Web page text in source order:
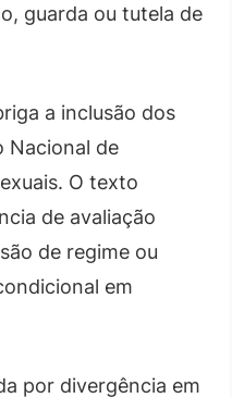
guarda ou tutela de
a inclusão dos
Nacional de
O texto
de avaliação
de regime ou
em
por divergência em